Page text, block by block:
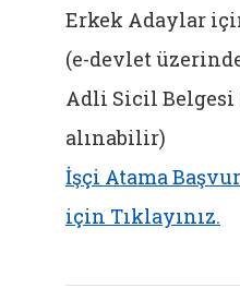
Erkek Adaylar
(e-devlet
Adli Sicil
alınabilir)
İşçi Atama
için Tıklayınız.